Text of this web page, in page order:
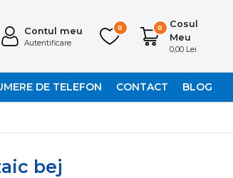
Contul meu
Autentificare
0 0
Cosul
Meu
0,00 Lei
DE TELEFON CONTACT BLOG
bej